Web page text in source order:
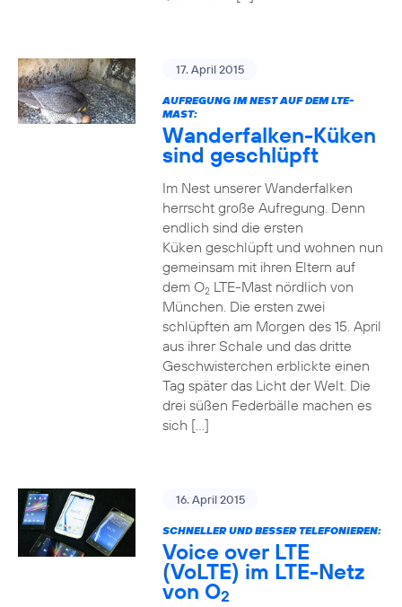
17. April 2015
AUFREGUNG IM NEST AUF DEM LTE-
MAST:
Wanderfalken-Küken
sind geschlüpft
Im Nest unserer Wanderfalken
herrscht große Aufregung. Denn
endlich sind die ersten
Küken geschlüpft und wohnen nun
gemeinsam mit ihren Eltern auf
dem O2LTE-Mast nördlich von
München. Die ersten zwei
schlüpften am Morgen des 15. April
aus ihrer Schale und das dritte
Geschwisterchen erblickte einen
Tag später das Licht der Welt. Die
drei süßen Federbälle machen es
sich […]
16. April 2015
SCHNELLER UND BESSER TELEFONIEREN:
Voice over LTE
(VoLTE) im LTE-Netz
von O2